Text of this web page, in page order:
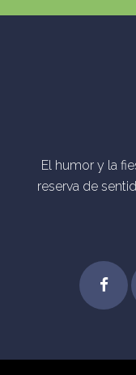
El humor y la
reserva de